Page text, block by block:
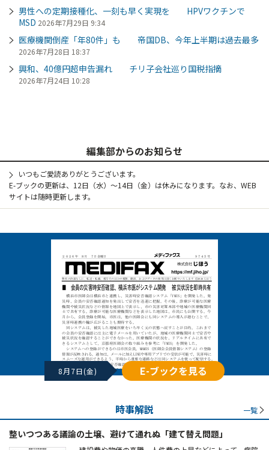
男性への定期接種化、一刻も早く実現を HPVワクチンで
MSD 2026年7月29日 9:34
医療機関倒産「年80件」も 帝国DB、今年上半期は過去最多
2026年7月28日 18:37
興和、40億円超申告漏れ チリ子会社巡り国税指摘
2026年7月24日 10:28
編集部からのお知らせ
いつもご愛読ありがとうございます。
E-ブックの更新は、12日（水）～14日（金）は休みになります。なお、WEB
サイトは随時更新します。
8月7日(金) E-ブックを見る
時事解説 一覧
整いつつある議論の土壌、避けて通れぬ「建て替え問題」